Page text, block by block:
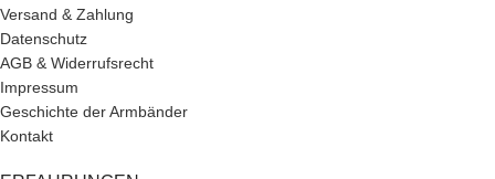
Versand & Zahlung
Datenschutz
AGB & Widerrufsrecht
Impressum
Geschichte der Armbänder
Kontakt